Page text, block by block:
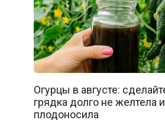
Огурцы в августе:
грядка долго не желтела
плодоносила